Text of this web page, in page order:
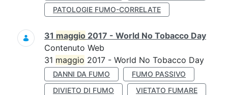
PATOLOGIE FUMO-CORRELATE
31 maggio 2017 - World No Tobacco Day
Contenuto Web
31 maggio 2017 - World No Tobacco Day
DANNI DA FUMO
FUMO PASSIVO
DIVIETO DI FUMO
VIETATO FUMARE